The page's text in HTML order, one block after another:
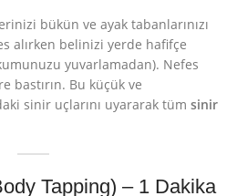
bükün ve ayak tabanlarınızı
alırken belinizi yerde hafifçe
yuvarlamadan). Nefes
bastırın. Bu küçük ve
sinir uçlarını uyararak tüm sinir
Tapping) – 1 Dakika